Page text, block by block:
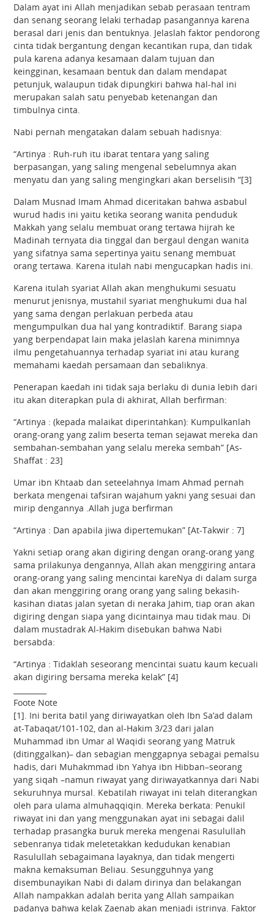
Dalam ayat ini Allah menjadikan sebab perasaan tentram
dan senang seorang lelaki terhadap pasangannya karena
berasal dari jenis dan bentuknya. Jelaslah faktor pendorong
cinta tidak bergantung dengan kecantikan rupa, dan tidak
pula karena adanya kesamaan dalam tujuan dan
keingginan, kesamaan bentuk dan dalam mendapat
petunjuk, walaupun tidak dipungkiri bahwa hal-hal ini
merupakan salah satu penyebab ketenangan dan
timbulnya cinta.
Nabi pernah mengatakan dalam sebuah hadisnya:
“Artinya : Ruh-ruh itu ibarat tentara yang saling
berpasangan, yang saling mengenal sebelumnya akan
menyatu dan yang saling mengingkari akan berselisih “[3]
Dalam Musnad Imam Ahmad diceritakan bahwa asbabul
wurud hadis ini yaitu ketika seorang wanita penduduk
Makkah yang selalu membuat orang tertawa hijrah ke
Madinah ternyata dia tinggal dan bergaul dengan wanita
yang sifatnya sama sepertinya yaitu senang membuat
orang tertawa. Karena itulah nabi mengucapkan hadis ini.
Karena itulah syariat Allah akan menghukumi sesuatu
menurut jenisnya, mustahil syariat menghukumi dua hal
yang sama dengan perlakuan perbeda atau
mengumpulkan dua hal yang kontradiktif. Barang siapa
yang berpendapat lain maka jelaslah karena minimnya
ilmu pengetahuannya terhadap syariat ini atau kurang
memahami kaedah persamaan dan sebaliknya.
Penerapan kaedah ini tidak saja berlaku di dunia lebih dari
itu akan diterapkan pula di akhirat, Allah berfirman:
“Artinya : (kepada malaikat diperintahkan): Kumpulkanlah
orang-orang yang zalim beserta teman sejawat mereka dan
sembahan-sembahan yang selalu mereka sembah” [As-
Shaffat : 23]
Umar ibn Khtaab dan seteelahnya Imam Ahmad pernah
berkata mengenai tafsiran wajahum yakni yang sesuai dan
mirip dengannya .Allah juga berfirman
“Artinya : Dan apabila jiwa dipertemukan” [At-Takwir : 7]
Yakni setiap orang akan digiring dengan orang-orang yang
sama prilakunya dengannya, Allah akan menggiring antara
orang-orang yang saling mencintai kareNya di dalam surga
dan akan menggiring orang orang yang saling bekasih-
kasihan diatas jalan syetan di neraka Jahim, tiap oran akan
digiring dengan siapa yang dicintainya mau tidak mau. Di
dalam mustadrak Al-Hakim disebukan bahwa Nabi
bersabda:
“Artinya : Tidaklah seseorang mencintai suatu kaum kecuali
akan digiring bersama mereka kelak” [4]
Foote Note
[1]. Ini berita batil yang diriwayatkan oleh Ibn Sa’ad dalam
at-Tabaqat/101-102, dan al-Hakim 3/23 dari jalan
Muhammad ibn Umar al Waqidi seorang yang Matruk
(ditinggalkan)– dan sebagian menggapnya sebagai pemalsu
hadis, dari Muhakmmad ibn Yahya ibn Hibban–seorang
yang siqah –namun riwayat yang diriwayatkannya dari Nabi
sekuruhnya mursal. Kebatilah riwayat ini telah diterangkan
oleh para ulama almuhaqqiqin. Mereka berkata: Penukil
riwayat ini dan yang menggunakan ayat ini sebagai dalil
terhadap prasangka buruk mereka mengenai Rasulullah
sebenranya tidak meletetakkan kedudukan kenabian
Rasulullah sebagaimana layaknya, dan tidak mengerti
makna kemaksuman Beliau. Sesungguhnya yang
disembunayikan Nabi di dalam dirinya dan belakangan
Allah nampakkan adalah berita yang Allah sampaikan
padanya bahwa kelak Zaenab akan menjadi istrinya. Faktor